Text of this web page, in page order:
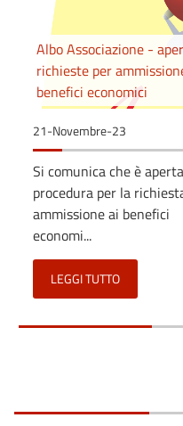
Albo Associazione -
richieste per
benefici economici
21-Novembre-23
Si comunica che è
procedura per la
ammissione ai benefici
economi...
LEGGI TUTTO